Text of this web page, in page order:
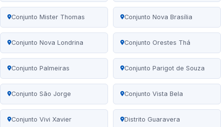
Conjunto Mister Thomas Conjunto Nova Brasília
Conjunto Nova Londrina Conjunto Orestes Thá
Conjunto Palmeiras Conjunto Parigot de Souza
Conjunto São Jorge Conjunto Vista Bela
Conjunto Vivi Xavier Distrito Guaravera